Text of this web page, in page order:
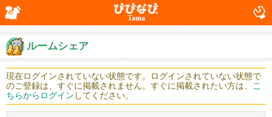
Tama
ルームシェア
現在ログインされていない状態です。ログインされていない状態で
のご登録は、すぐに掲載されません。すぐに掲載されたい方は、 こ
ちらからログイン してください。